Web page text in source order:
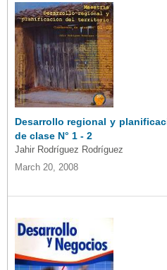
Desarrollo regional y
de clase N° 1 - 2
Jahir Rodríguez Rodríguez
March 20, 2008